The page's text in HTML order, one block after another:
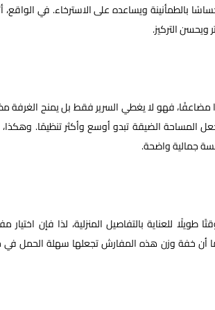
بالطمأنينة ويساعده على الاسترخاء. في الواقع،
التركيز.
مضاعفًا، فهو لا يغطي السرير فقط بل يمنح الغرفة
المساحة الضيقة تبدو أوسع وأكثر تنظيمًا.
جمالية واضحة.
للعناية بالتفاصيل المنزلية، لذا فإن اختيار
أن خفة وزن هذه المفارش تجعلها سهلة الحمل في